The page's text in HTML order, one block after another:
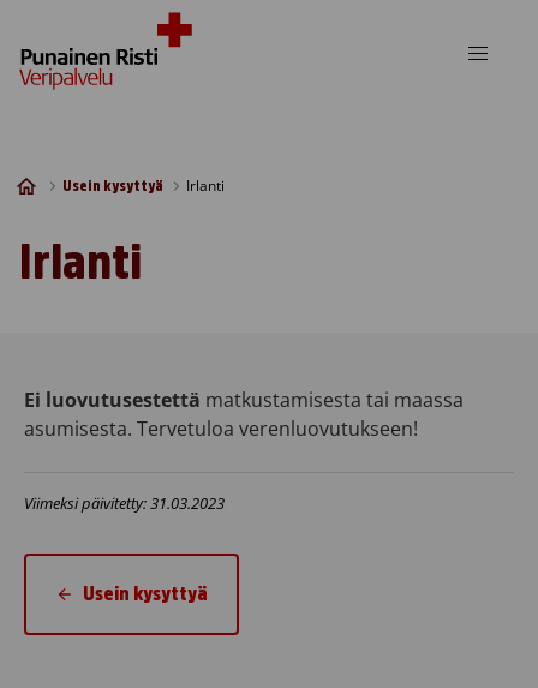
Usein kysyttyä Irlanti
Irlanti
Ei luovutusestettä matkustamisesta tai maassa
asumisesta. Tervetuloa verenluovutukseen!
Viimeksi päivitetty: 31.03.2023
Usein kysyttyä